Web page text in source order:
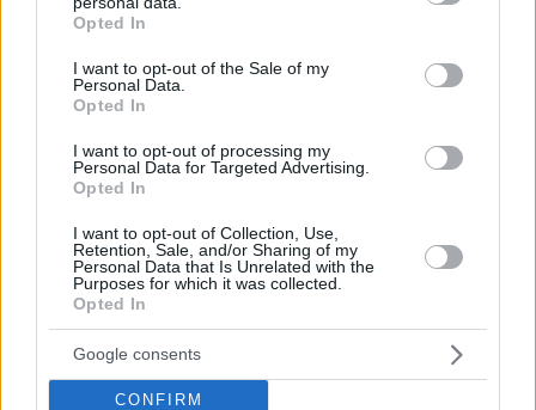
grant or deny consent to Google and its third-party tags to
use your data for below specified purposes in below Google
consent section.
Opted In
I want to opt-out of the Sale of my
Personal Data.
Opted In
I want to opt-out of processing my
Personal Data for Targeted Advertising.
Opted In
I want to opt-out of Collection, Use,
Retention, Sale, and/or Sharing of my
Personal Data that Is Unrelated with the
Purposes for which it was collected.
Opted In
Google consents
CONFIRM
Η Νατάσσα Μποφίλιου ποζάρει με το μπικίνι της στη
Φολέγανδρο – «Αγαπημένο μέρος» γράφει